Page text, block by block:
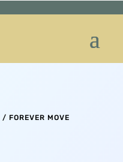
/ FOREVER MOVE